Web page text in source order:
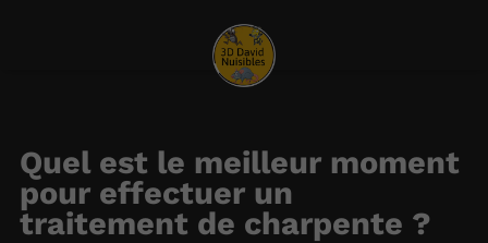
Quel est le meilleur moment
pour effectuer un
traitement de charpente ?